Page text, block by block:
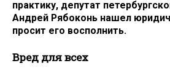
практику, депутат
Андрей Рябоконь нашел
просит его восполнить.
Вред для всех